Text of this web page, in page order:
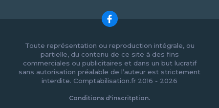
Toute représentation ou reproduction intégrale, ou
partielle, du contenu de ce site à des fins
commerciales ou publicitaires et dans un but lucratif
sans autorisation préalable de l’auteur est strictement
interdite. Comptabilisation.fr 2016 - 2026
Conditions d'inscritption.